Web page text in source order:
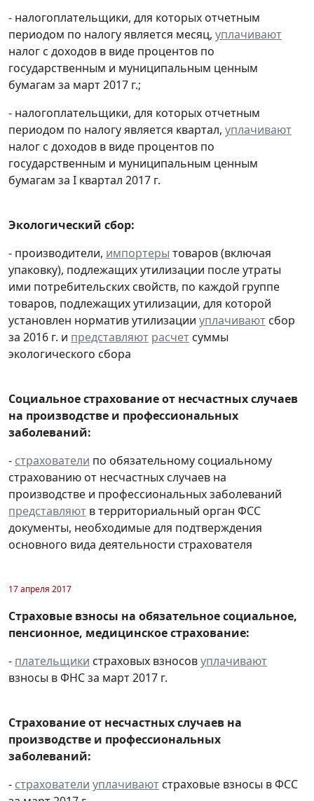
- налогоплательщики, для которых отчетным
периодом по налогу является месяц, уплачивают
налог с доходов в виде процентов по
государственным и муниципальным ценным
бумагам за март 2017 г.;
- налогоплательщики, для которых отчетным
периодом по налогу является квартал, уплачивают
налог с доходов в виде процентов по
государственным и муниципальным ценным
бумагам за I квартал 2017 г.
Экологический сбор:
- производители, импортеры товаров (включая
упаковку), подлежащих утилизации после утраты
ими потребительских свойств, по каждой группе
товаров, подлежащих утилизации, для которой
установлен норматив утилизации уплачивают сбор
за 2016 г. и представляют расчет суммы
экологического сбора
Социальное страхование от несчастных случаев
на производстве и профессиональных
заболеваний:
- страхователи по обязательному социальному
страхованию от несчастных случаев на
производстве и профессиональных заболеваний
представляют в территориальный орган ФСС
документы, необходимые для подтверждения
основного вида деятельности страхователя
17 апреля 2017
Страховые взносы на обязательное социальное,
пенсионное, медицинское страхование:
- плательщики страховых взносовуплачивают
взносы в ФНС за март 2017 г.
Страхование от несчастных случаев на
производстве и профессиональных
заболеваний:
- страхователи уплачивают страховые взносы в ФСС